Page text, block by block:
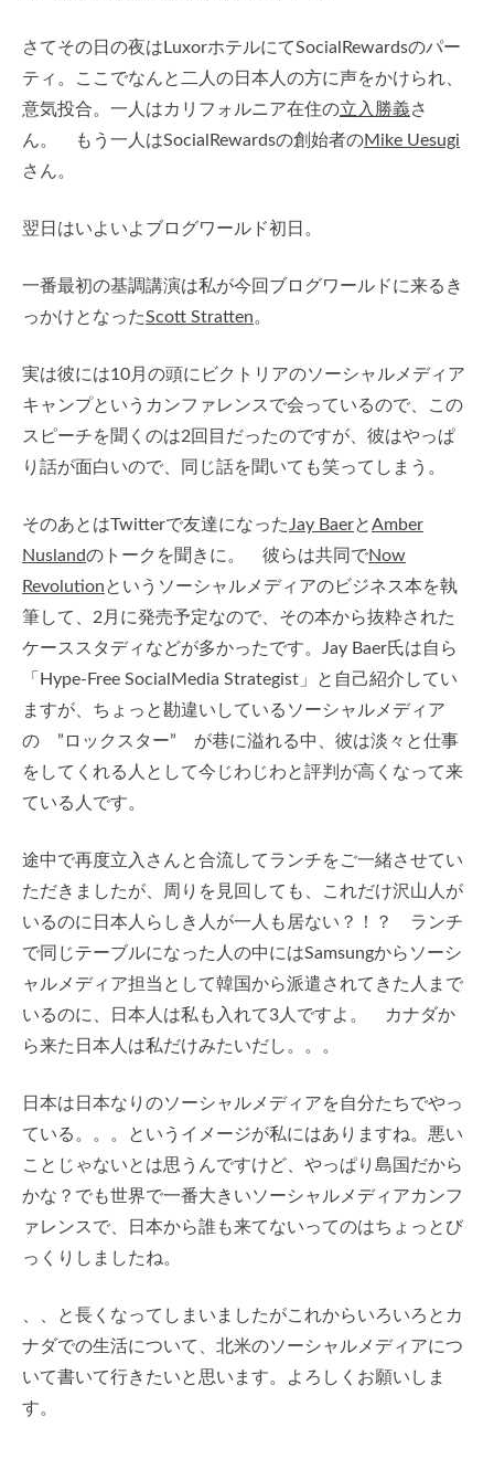
さてその日の夜はLuxorホテルにてSocialRewardsのパー
ティ。ここでなんと二人の日本人の方に声をかけられ、
意気投合。一人はカリフォルニア在住の立入勝義さ
ん。 もう一人はSocialRewardsの創始者のMike Uesugi
さん。
翌日はいよいよブログワールド初日。
一番最初の基調講演は私が今回ブログワールドに来るき
っかけとなったScott Stratten。
実は彼には10月の頭にビクトリアのソーシャルメディア
キャンプというカンファレンスで会っているので、この
スピーチを聞くのは2回目だったのですが、彼はやっぱ
り話が面白いので、同じ話を聞いても笑ってしまう。
そのあとはTwitterで友達になった Jay BaerとAmber
Nuslandのトークを聞きに。 彼らは共同でNow
Revolutionというソーシャルメディアのビジネス本を執
筆して、2月に発売予定なので、その本から抜粋された
ケーススタディなどが多かったです。Jay Baer氏は自ら
「Hype-Free SocialMedia Strategist」と自己紹介してい
ますが、ちょっと勘違いしているソーシャルメディア
の ”ロックスター” が巷に溢れる中、彼は淡々と仕事
をしてくれる人として今じわじわと評判が高くなって来
ている人です。
途中で再度立入さんと合流してランチをご一緒させてい
ただきましたが、周りを見回しても、これだけ沢山人が
いるのに日本人らしき人が一人も居ない？！？ ランチ
で同じテーブルになった人の中にはSamsungからソーシ
ャルメディア担当として韓国から派遣されてきた人まで
いるのに、日本人は私も入れて3人ですよ。 カナダか
ら来た日本人は私だけみたいだし。。。
日本は日本なりのソーシャルメディアを自分たちでやっ
ている。。。というイメージが私にはありますね。悪い
ことじゃないとは思うんですけど、やっぱり島国だから
かな？でも世界で一番大きいソーシャルメディアカンフ
ァレンスで、日本から誰も来てないってのはちょっとび
っくりしましたね。
、、と長くなってしまいましたがこれからいろいろとカ
ナダでの生活について、北米のソーシャルメディアにつ
いて書いて行きたいと思います。よろしくお願いしま
す。